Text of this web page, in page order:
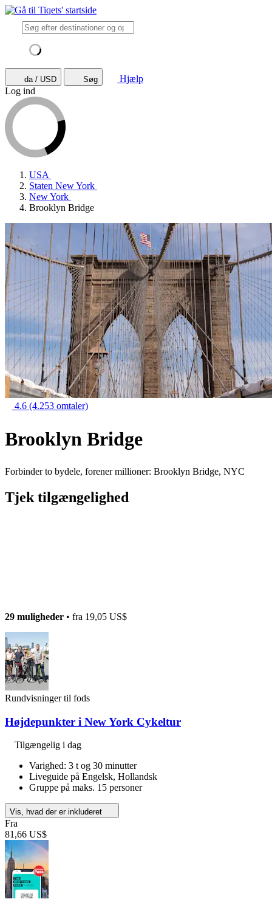
da / USD Søg
Hjælp
Log ind
USA
Staten New York
New York
Brooklyn Bridge
4.6 (4.253 omtaler)
Brooklyn Bridge
Forbinder to bydele, forener millioner: Brooklyn Bridge, NYC
Tjek tilgængelighed
29 muligheder • fra 19,05 US$
Rundvisninger til fods
Højdepunkter i New York Cykeltur
Tilgængelig i dag
Varighed: 3 t og 30 minutter
Liveguide på Engelsk, Hollandsk
Gruppe på maks. 15 personer
Vis, hvad der er inkluderet
Fra
81,66 US$